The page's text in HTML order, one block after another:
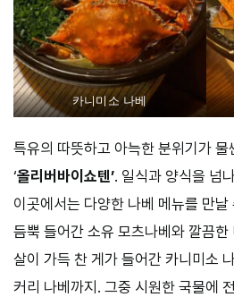
카니미소 나베
특유의 따뜻하고 아늑한 분위기가 물
‘올리버바이쇼텐’. 일식과 양식을 넘
이곳에서는 다양한 나베 메뉴를 만
듬뿍 들어간 소유 모츠나베와 깔끔한
살이 가득 찬 게가 들어간 카니미소
커리 나베까지. 그중 시원한 국물에